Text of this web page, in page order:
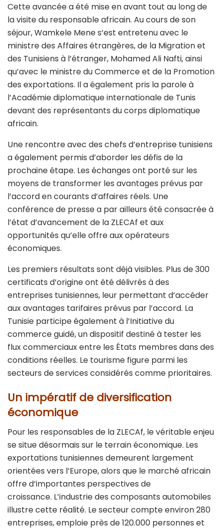
Cette avancée a été mise en avant tout au long de
la visite du responsable africain. Au cours de son
séjour, Wamkele Mene s’est entretenu avec le
ministre des Affaires étrangères, de la Migration et
des Tunisiens à l’étranger, Mohamed Ali Nafti, ainsi
qu’avec le ministre du Commerce et de la Promotion
des exportations. Il a également pris la parole à
l’Académie diplomatique internationale de Tunis
devant des représentants du corps diplomatique
africain.
Une rencontre avec des chefs d’entreprise tunisiens
a également permis d’aborder les défis de la
prochaine étape. Les échanges ont porté sur les
moyens de transformer les avantages prévus par
l’accord en courants d’affaires réels. Une
conférence de presse a par ailleurs été consacrée à
l’état d’avancement de la ZLECAf et aux
opportunités qu’elle offre aux opérateurs
économiques.
Les premiers résultats sont déjà visibles. Plus de 300
certificats d’origine ont été délivrés à des
entreprises tunisiennes, leur permettant d’accéder
aux avantages tarifaires prévus par l’accord. La
Tunisie participe également à l’Initiative du
commerce guidé, un dispositif destiné à tester les
flux commerciaux entre les États membres dans des
conditions réelles. Le tourisme figure parmi les
secteurs de services considérés comme prioritaires.
Un impératif de diversification
économique
Pour les responsables de la ZLECAf, le véritable enjeu
se situe désormais sur le terrain économique. Les
exportations tunisiennes demeurent largement
orientées vers l’Europe, alors que le marché africain
offre d’importantes perspectives de
croissance. L’industrie des composants automobiles
illustre cette réalité. Le secteur compte environ 280
entreprises, emploie près de 120.000 personnes et